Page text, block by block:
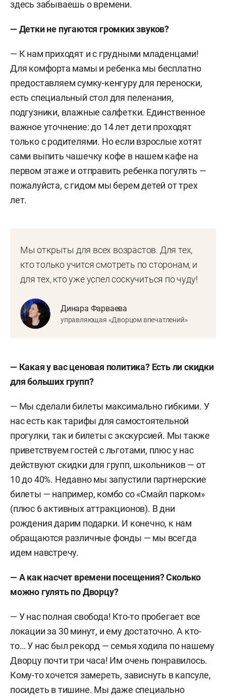
здесь забываешь о времени.
— Детки не пугаются громких звуков?
— К нам приходят и с грудными младенцами!
Для комфорта мамы и ребенка мы бесплатно
предоставляем сумку-кенгуру для переноски,
есть специальный стол для пеленания,
подгузники, влажные салфетки. Единственное
важное уточнение: до 14 лет дети проходят
только с родителями. Но если взрослые хотят
сами выпить чашечку кофе в нашем кафе на
первом этаже и отправить ребенка погулять —
пожалуйста, с гидом мы берем детей от трех
лет.
Мы открыты для всех возрастов. Для тех,
кто только учится смотреть по сторонам, и
для тех, кто уже успел соскучиться по чуду!
Динара Фарваева
управляющая «Дворцом впечатлений»
— Какая у вас ценовая политика? Есть ли скидки
для больших групп?
— Мы сделали билеты максимально гибкими. У
нас есть как тарифы для самостоятельной
прогулки, так и билеты с экскурсией. Мы также
приветствуем гостей с льготами, плюс у нас
действуют скидки для групп, школьников — от
10 до 40%. Недавно мы запустили партнерские
билеты — например, комбо со «Смайл парком»
(плюс 6 активных аттракционов). В дни
рождения дарим подарки. И конечно, к нам
обращаются различные фонды — мы всегда
идем навстречу.
— А как насчет времени посещения? Сколько
можно гулять по Дворцу?
— У нас полная свобода! Кто-то пробегает все
локации за 30 минут, и ему достаточно. А кто-
то… У нас был рекорд — семья ходила по нашему
Дворцу почти три часа! Им очень понравилось.
Кому-то хочется замереть, зависнуть в капсуле,
посидеть в тишине. Мы даже специально